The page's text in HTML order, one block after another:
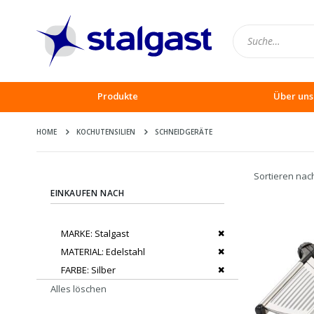
Produkte Über uns
HOME KOCHUTENSILIEN SCHNEIDGERÄTE
Sortieren
EINKAUFEN NACH
MARKE Stalgast
Dies entfernen
MATERIAL Edelstahl
Dies entfernen
FARBE Silber
Dies entfernen
Alles löschen